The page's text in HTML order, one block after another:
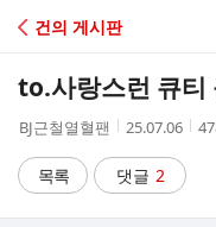
C
A
건의 게시판
to.사랑스런 큐티
작
자
BJ근철열혈팬
작
시
간
25.07.06
조
목록 댓글 2